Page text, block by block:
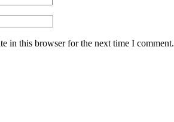
in this browser for the next time I comment.